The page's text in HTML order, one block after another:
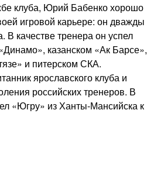
клуба, Юрий Бабенко хорошо
игровой карьере: он дважды
В качестве тренера он успел
казанском «Ак Барсе»,
и питерском СКА.
ярославского клуба и
российских тренеров. В
«Югру» из Ханты-Мансийска к